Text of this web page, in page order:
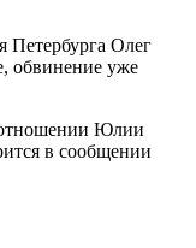
Петербурга Олег
обвинение уже
отношении Юлии
в сообщении